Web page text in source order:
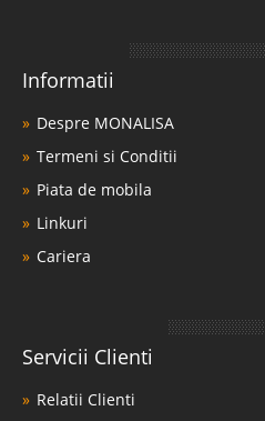
Informatii
Despre MONALISA
Termeni si Conditii
Piata de mobila
Linkuri
Cariera
Servicii Clienti
Relatii Clienti